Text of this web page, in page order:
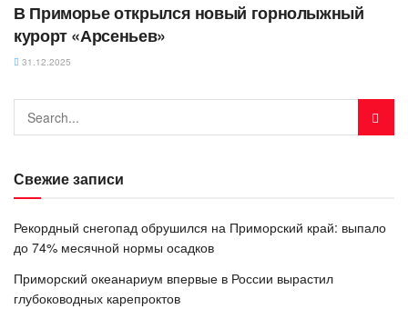
В Приморье открылся новый горнолыжный
курорт «Арсеньев»
31.12.2025
Свежие записи
Рекордный снегопад обрушился на Приморский край: выпало
до 74% месячной нормы осадков
Приморский океанариум впервые в России вырастил
глубоководных карепроктов